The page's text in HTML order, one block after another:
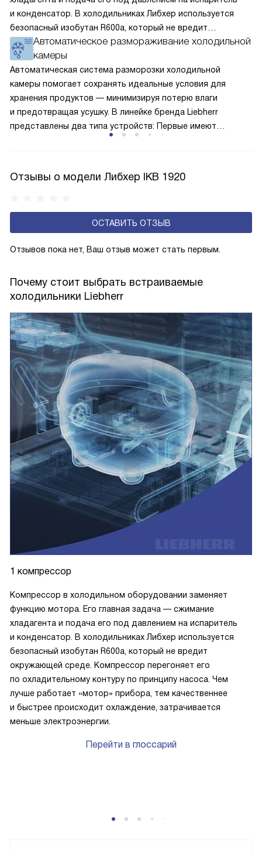
и конденсатор. В холодильниках Либхер используется
безопасный изобутан R600a, который не вредит
окружающей среде. Компрессор перегоняет его
по охладительному контуру по принципу насоса. Чем
лучше работает «мотор» прибора, тем качественнее
и быстрее происходит охлаждение, затрачивается
меньше электроэнергии.
Автоматическое размораживание холодильной
камеры
Автоматическая система разморозки холодильной
камеры помогает сохранять идеальные условия для
хранения продуктов — минимизируя потерю влаги
и предотвращая усушку. В линейке бренда Liebherr
представлены два типа устройств: Первые имеют
с панелью, выполняющей функцию «сухой стенки». Такие
эксплуатацию и чаще всего оснащены нулевой зоной
свежести BioFresh 0°C. Они встречаются в сериях Plus,
Отзывы о модели Либхер IKB 1920
ОСТАВИТЬ ОТЗЫВ
Отзывов пока нет, Ваш отзыв может стать первым.
Почему стоит выбрать встраиваемые
холодильники Liebherr
1 компрессор
Компрессор в холодильном оборудовании заменяет
функцию мотора. Его главная задача — сжимание
хладагента и подача его под давлением на испаритель
и конденсатор. В холодильниках Либхер используется
безопасный изобутан R600a, который не вредит
окружающей среде. Компрессор перегоняет его
по охладительному контуру по принципу насоса. Чем
лучше работает «мотор» прибора, тем качественнее
и быстрее происходит охлаждение, затрачивается
меньше электроэнергии.
Перейти в глоссарий